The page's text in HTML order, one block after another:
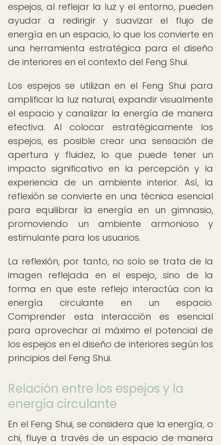
espejos, al reflejar la luz y el entorno, pueden
ayudar a redirigir y suavizar el flujo de
energía en un espacio, lo que los convierte en
una herramienta estratégica para el diseño
de interiores en el contexto del Feng Shui.
Los espejos se utilizan en el Feng Shui para
amplificar la luz natural, expandir visualmente
el espacio y canalizar la energía de manera
efectiva. Al colocar estratégicamente los
espejos, es posible crear una sensación de
apertura y fluidez, lo que puede tener un
impacto significativo en la percepción y la
experiencia de un ambiente interior. Así, la
reflexión se convierte en una técnica esencial
para equilibrar la energía en un gimnasio,
promoviendo un ambiente armonioso y
estimulante para los usuarios.
La reflexión, por tanto, no solo se trata de la
imagen reflejada en el espejo, sino de la
forma en que este reflejo interactúa con la
energía circulante en un espacio.
Comprender esta interacción es esencial
para aprovechar al máximo el potencial de
los espejos en el diseño de interiores según los
principios del Feng Shui.
Relación entre los espejos y la
energía circulante
En el Feng Shui, se considera que la energía, o
chi, fluye a través de un espacio de manera